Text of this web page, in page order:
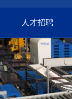
人才招聘